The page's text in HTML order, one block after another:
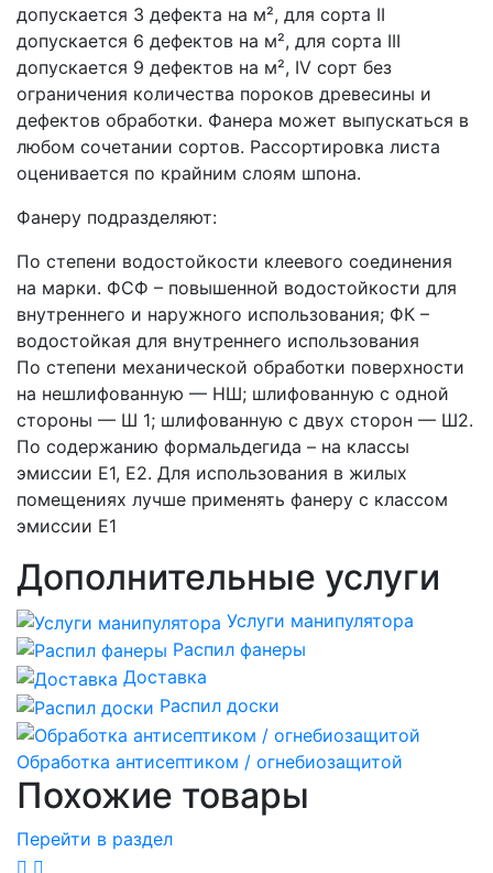
допускается 3 дефекта на м², для сорта II
допускается 6 дефектов на м², для сорта III
допускается 9 дефектов на м², IV сорт без
ограничения количества пороков древесины и
дефектов обработки. Фанера может выпускаться в
любом сочетании сортов. Рассортировка листа
оценивается по крайним слоям шпона.
Фанеру подразделяют:
По степени водостойкости клеевого соединения
на марки. ФСФ – повышенной водостойкости для
внутреннего и наружного использования; ФК –
водостойкая для внутреннего использования
По степени механической обработки поверхности
на нешлифованную — НШ; шлифованную с одной
стороны — Ш 1; шлифованную с двух сторон — Ш2.
По содержанию формальдегида – на классы
эмиссии Е1, Е2. Для использования в жилых
помещениях лучше применять фанеру с классом
эмиссии Е1
Дополнительные услуги
Услуги манипулятора
Распил фанеры
Доставка
Распил доски
Обработка антисептиком / огнебиозащитой
Похожие товары
Перейти в раздел